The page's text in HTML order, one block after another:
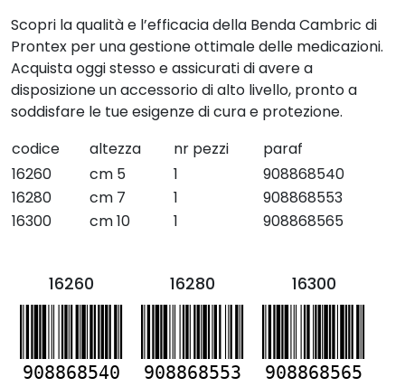
Scopri la qualità e l’efficacia della Benda Cambric di
Prontex per una gestione ottimale delle medicazioni.
Acquista oggi stesso e assicurati di avere a
disposizione un accessorio di alto livello, pronto a
soddisfare le tue esigenze di cura e protezione.
codice
altezza nr pezzi
paraf
16260
cm 5 1
908868540
16280
cm 7 1
908868553
16300
cm 10 1 908868565
16260
908868540
16280
908868553
16300
908868565